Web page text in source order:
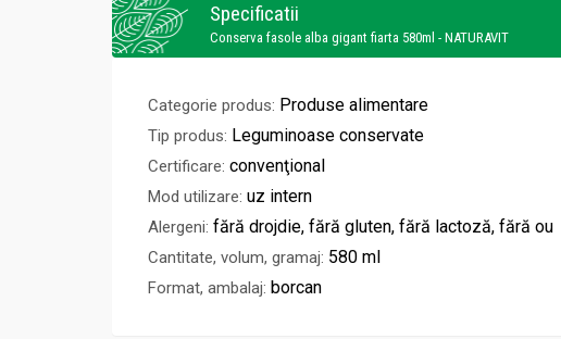
Specificatii
Conserva fasole alba gigant fiarta 580ml - NATURAVIT
Categorie produs: Produse alimentare
Tip produs: Leguminoase conservate
Certificare: convenţional
Mod utilizare: uz intern
Alergeni: fără drojdie, fără gluten, fără lactoză, fără ou
Cantitate, volum, gramaj: 580 ml
Format, ambalaj: borcan